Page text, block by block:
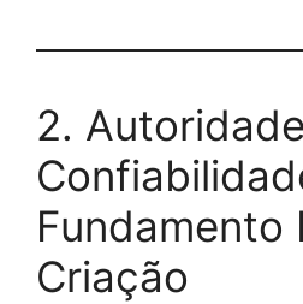
2.
Fundamento
Criação